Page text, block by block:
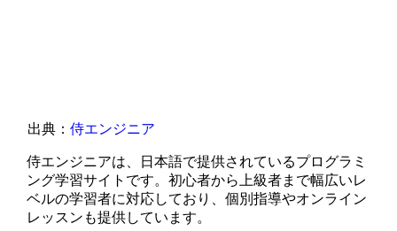
出典： 侍エンジニア
侍エンジニアは、日本語で提供されているプログラミ
ング学習サイトです。初心者から上級者まで幅広いレ
ベルの学習者に対応しており、個別指導やオンライン
レッスンも提供しています。